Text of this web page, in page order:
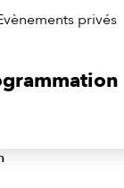
privés